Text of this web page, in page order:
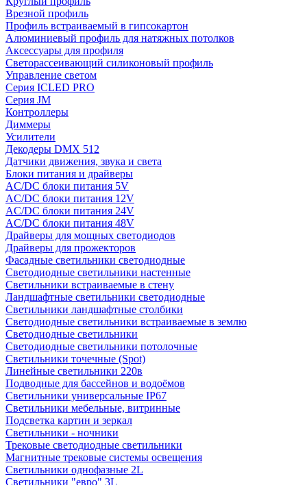
Врезной профиль
Профиль встраиваемый в гипсокартон
Алюминиевый профиль для натяжных потолков
Аксессуары для профиля
Светорассеивающий силиконовый профиль
Управление светом
Серия ICLED PRO
Серия JM
Контроллеры
Диммеры
Усилители
Декодеры DMX 512
Датчики движения, звука и света
Блоки питания и драйверы
AC/DC блоки питания 5V
AC/DC блоки питания 12V
AC/DC блоки питания 24V
AC/DC блоки питания 48V
Драйверы для мощных светодиодов
Драйверы для прожекторов
Фасадные светильники светодиодные
Светодиодные светильники настенные
Светильники встраиваемые в стену
Ландшафтные светильники светодиодные
Светильники ландшафтные столбики
Светодиодные светильники встраиваемые в землю
Светодиодные светильники
Светодиодные светильники потолочные
Светильники точечные (Spot)
Линейные светильники 220в
Подводные для бассейнов и водоёмов
Светильники универсальные IP67
Светильники мебельные, витринные
Подсветка картин и зеркал
Светильники - ночники
Трековые светодиодные светильники
Магнитные трековые системы освещения
Светильники однофазные 2L
Светильники "евро" 3L